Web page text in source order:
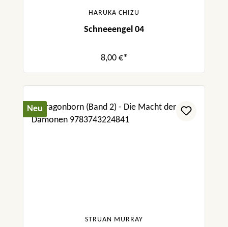
HARUKA CHIZU
Schneeengel 04
8,00 €*
Neu
STRUAN MURRAY